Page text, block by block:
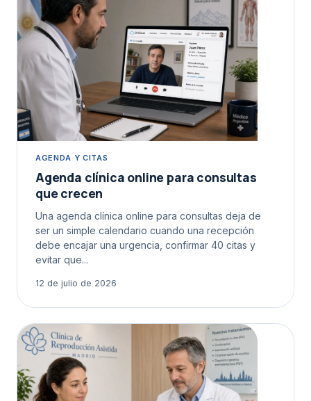
AGENDA Y CITAS
Agenda clínica online para consultas
que crecen
Una agenda clínica online para consultas deja de
ser un simple calendario cuando una recepción
debe encajar una urgencia, confirmar 40 citas y
evitar que...
12 de julio de 2026